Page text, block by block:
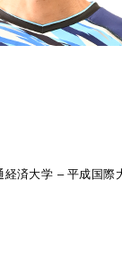
済大学 – 平成国際